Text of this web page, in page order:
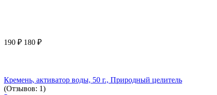
190 ₽ 180 ₽
Кремень, активатор воды, 50 г., Природный целитель
(Отзывов: 1)